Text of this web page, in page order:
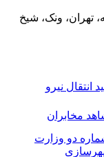
تهران، ونک، شیخ
انتقال نیرو
مخابران
دو وزارت